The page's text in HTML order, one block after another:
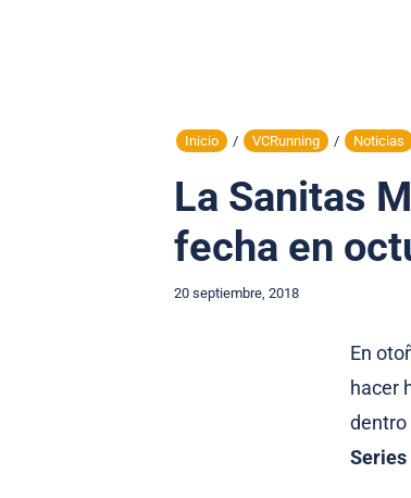
Inicio / VCRunning / Noticias
La Sanitas
fecha en
20 septiembre, 2018
En
hacer
dentro
Series